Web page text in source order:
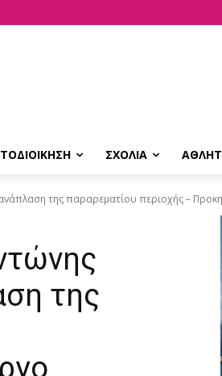
ΣΧΟΛΙΑ
της παραρεματίου περιοχής –
της